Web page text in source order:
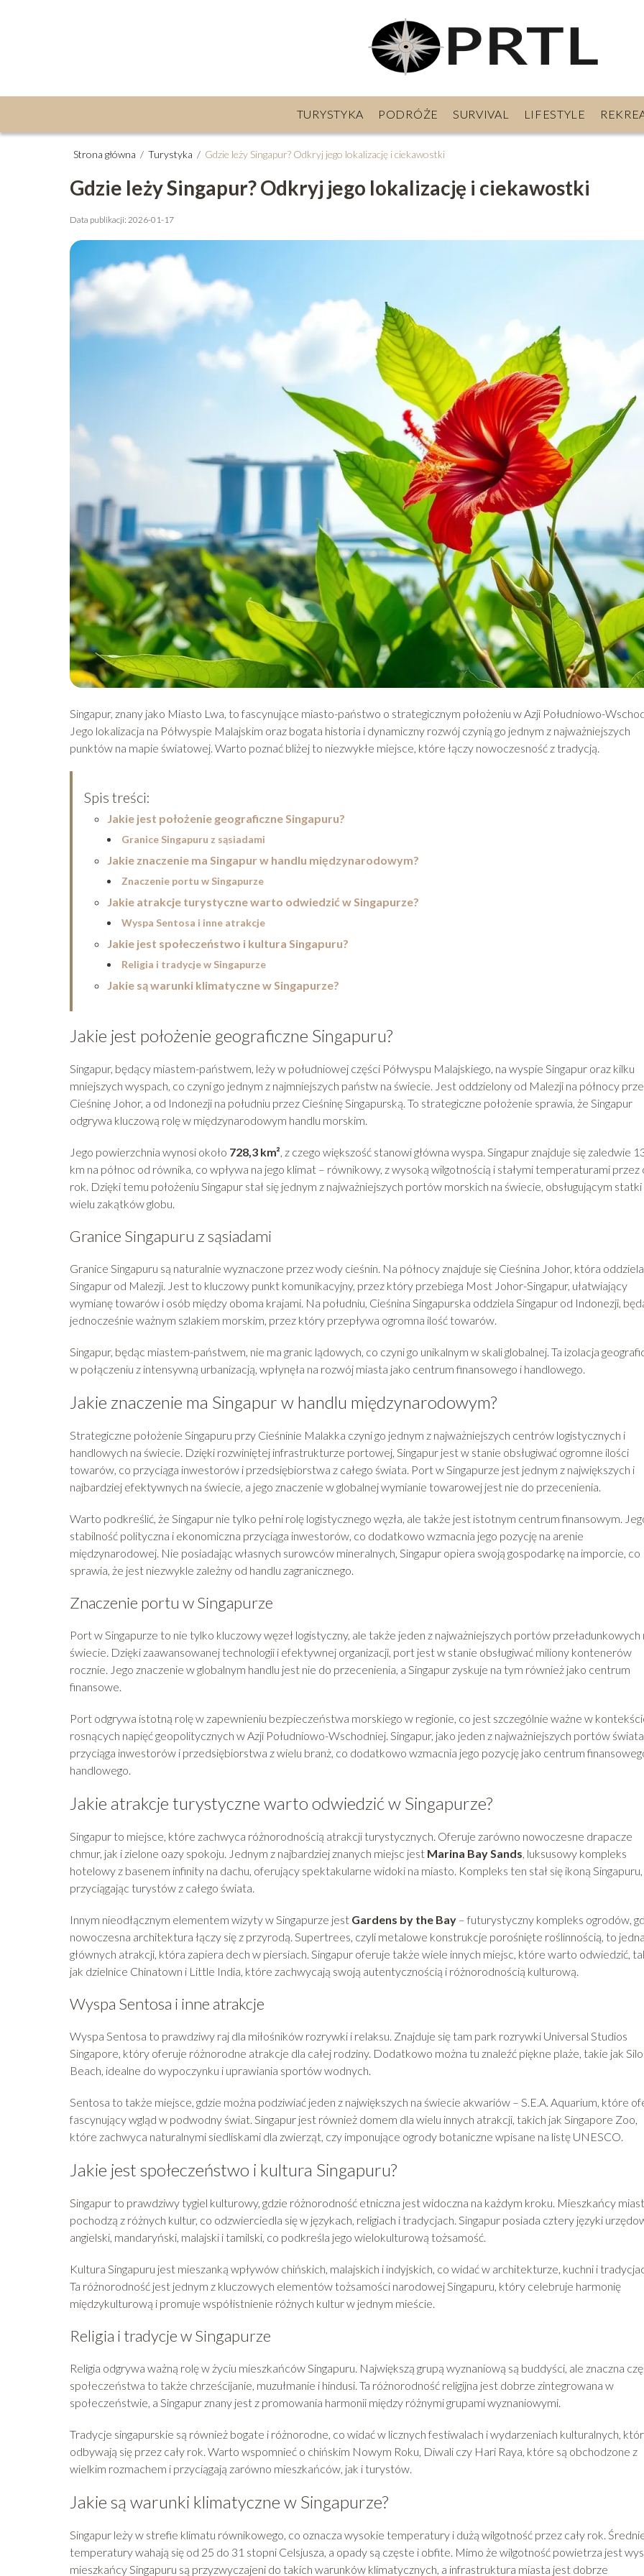
TURYSTYKA PODRÓŻE SURVIVAL LIFESTYLE
Strona główna / Turystyka / Gdzie leży Singapur? Odkryj jego lokalizację i ciekawostki
Gdzie leży Singapur? Odkryj jego lokalizację i ciekawostki
Data publikacji: 2026-01-17
Singapur, znany jako Miasto Lwa, to fascynujące miasto-państwo o strategicznym położeniu w Azji Południowo-
Jego lokalizacja na Półwyspie Malajskim oraz bogata historia i dynamiczny rozwój czynią go jednym z najważniejszych
punktów na mapie światowej. Warto poznać bliżej to niezwykłe miejsce, które łączy nowoczesność z tradycją.
Spis treści:
Jakie jest położenie geograficzne Singapuru?
Granice Singapuru z sąsiadami
Jakie znaczenie ma Singapur w handlu międzynarodowym?
Znaczenie portu w Singapurze
Jakie atrakcje turystyczne warto odwiedzić w Singapurze?
Wyspa Sentosa i inne atrakcje
Jakie jest społeczeństwo i kultura Singapuru?
Religia i tradycje w Singapurze
Jakie są warunki klimatyczne w Singapurze?
Jakie jest położenie geograficzne Singapuru?
Singapur, będący miastem-państwem, leży w południowej części Półwyspu Malajskiego, na wyspie Singapur oraz kilku
mniejszych wyspach, co czyni go jednym z najmniejszych państw na świecie. Jest oddzielony od Malezji na północy
Cieśninę Johor, a od Indonezji na południu przez Cieśninę Singapurską. To strategiczne położenie sprawia, że Singapur
odgrywa kluczową rolę w międzynarodowym handlu morskim.
Jego powierzchnia wynosi około 728,3 km², z czego większość stanowi główna wyspa. Singapur znajduje się zaledwie
km na północ od równika, co wpływa na jego klimat – równikowy, z wysoką wilgotnością i stałymi temperaturami przez
rok. Dzięki temu położeniu Singapur stał się jednym z najważniejszych portów morskich na świecie, obsługującym statki
wielu zakątków globu.
Granice Singapuru z sąsiadami
Granice Singapuru są naturalnie wyznaczone przez wody cieśnin. Na północy znajduje się Cieśnina Johor, która oddziela
Singapur od Malezji. Jest to kluczowy punkt komunikacyjny, przez który przebiega Most Johor-Singapur, ułatwiający
wymianę towarów i osób między oboma krajami. Na południu, Cieśnina Singapurska oddziela Singapur od Indonezji,
jednocześnie ważnym szlakiem morskim, przez który przepływa ogromna ilość towarów.
Singapur, będąc miastem-państwem, nie ma granic lądowych, co czyni go unikalnym w skali globalnej. Ta izolacja
w połączeniu z intensywną urbanizacją, wpłynęła na rozwój miasta jako centrum finansowego i handlowego.
Jakie znaczenie ma Singapur w handlu międzynarodowym?
Strategiczne położenie Singapuru przy Cieśninie Malakka czyni go jednym z najważniejszych centrów logistycznych i
handlowych na świecie. Dzięki rozwiniętej infrastrukturze portowej, Singapur jest w stanie obsługiwać ogromne ilości
towarów, co przyciąga inwestorów i przedsiębiorstwa z całego świata. Port w Singapurze jest jednym z największych i
najbardziej efektywnych na świecie, a jego znaczenie w globalnej wymianie towarowej jest nie do przecenienia.
Warto podkreślić, że Singapur nie tylko pełni rolę logistycznego węzła, ale także jest istotnym centrum finansowym.
stabilność polityczna i ekonomiczna przyciąga inwestorów, co dodatkowo wzmacnia jego pozycję na arenie
międzynarodowej. Nie posiadając własnych surowców mineralnych, Singapur opiera swoją gospodarkę na imporcie, co
sprawia, że jest niezwykle zależny od handlu zagranicznego.
Znaczenie portu w Singapurze
Port w Singapurze to nie tylko kluczowy węzeł logistyczny, ale także jeden z najważniejszych portów przeładunkowych
świecie. Dzięki zaawansowanej technologii i efektywnej organizacji, port jest w stanie obsługiwać miliony kontenerów
rocznie. Jego znaczenie w globalnym handlu jest nie do przecenienia, a Singapur zyskuje na tym również jako centrum
finansowe.
Port odgrywa istotną rolę w zapewnieniu bezpieczeństwa morskiego w regionie, co jest szczególnie ważne w
rosnących napięć geopolitycznych w Azji Południowo-Wschodniej. Singapur, jako jeden z najważniejszych portów
przyciąga inwestorów i przedsiębiorstwa z wielu branż, co dodatkowo wzmacnia jego pozycję jako centrum
handlowego.
Jakie atrakcje turystyczne warto odwiedzić w Singapurze?
Singapur to miejsce, które zachwyca różnorodnością atrakcji turystycznych. Oferuje zarówno nowoczesne drapacze
chmur, jak i zielone oazy spokoju. Jednym z najbardziej znanych miejsc jest Marina Bay Sands, luksusowy kompleks
hotelowy z basenem infinity na dachu, oferujący spektakularne widoki na miasto. Kompleks ten stał się ikoną Singapuru,
przyciągając turystów z całego świata.
Innym nieodłącznym elementem wizyty w Singapurze jest Gardens by the Bay – futurystyczny kompleks ogrodów,
nowoczesna architektura łączy się z przyrodą. Supertrees, czyli metalowe konstrukcje porośnięte roślinnością, to
głównych atrakcji, która zapiera dech w piersiach. Singapur oferuje także wiele innych miejsc, które warto odwiedzić,
jak dzielnice Chinatown i Little India, które zachwycają swoją autentycznością i różnorodnością kulturową.
Wyspa Sentosa i inne atrakcje
Wyspa Sentosa to prawdziwy raj dla miłośników rozrywki i relaksu. Znajduje się tam park rozrywki Universal Studios
Singapore, który oferuje różnorodne atrakcje dla całej rodziny. Dodatkowo można tu znaleźć piękne plaże, takie jak
Beach, idealne do wypoczynku i uprawiania sportów wodnych.
Sentosa to także miejsce, gdzie można podziwiać jeden z największych na świecie akwariów – S.E.A. Aquarium, które
fascynujący wgląd w podwodny świat. Singapur jest również domem dla wielu innych atrakcji, takich jak Singapore Zoo,
które zachwyca naturalnymi siedliskami dla zwierząt, czy imponujące ogrody botaniczne wpisane na listę UNESCO.
Jakie jest społeczeństwo i kultura Singapuru?
Singapur to prawdziwy tygiel kulturowy, gdzie różnorodność etniczna jest widoczna na każdym kroku. Mieszkańcy
pochodzą z różnych kultur, co odzwierciedla się w językach, religiach i tradycjach. Singapur posiada cztery języki
angielski, mandaryński, malajski i tamilski, co podkreśla jego wielokulturową tożsamość.
Kultura Singapuru jest mieszanką wpływów chińskich, malajskich i indyjskich, co widać w architekturze, kuchni i
Ta różnorodność jest jednym z kluczowych elementów tożsamości narodowej Singapuru, który celebruje harmonię
międzykulturową i promuje współistnienie różnych kultur w jednym mieście.
Religia i tradycje w Singapurze
Religia odgrywa ważną rolę w życiu mieszkańców Singapuru. Największą grupą wyznaniową są buddyści, ale znaczna
społeczeństwa to także chrześcijanie, muzułmanie i hindusi. Ta różnorodność religijna jest dobrze zintegrowana w
społeczeństwie, a Singapur znany jest z promowania harmonii między różnymi grupami wyznaniowymi.
Tradycje singapurskie są również bogate i różnorodne, co widać w licznych festiwalach i wydarzeniach kulturalnych,
odbywają się przez cały rok. Warto wspomnieć o chińskim Nowym Roku, Diwali czy Hari Raya, które są obchodzone z
wielkim rozmachem i przyciągają zarówno mieszkańców, jak i turystów.
Jakie są warunki klimatyczne w Singapurze?
Singapur leży w strefie klimatu równikowego, co oznacza wysokie temperatury i dużą wilgotność przez cały rok.
temperatury wahają się od 25 do 31 stopni Celsjusza, a opady są częste i obfite. Mimo że wilgotność powietrza jest
mieszkańcy Singapuru są przyzwyczajeni do takich warunków klimatycznych, a infrastruktura miasta jest dobrze